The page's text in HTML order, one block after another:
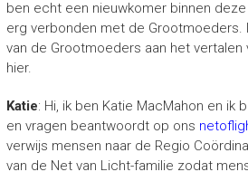
ben echt een nieuwkomer binnen
erg verbonden met de Grootmoeders.
van de Grootmoeders aan het vertalen
hier.
Katie: Hi, ik ben Katie MacMahon en ik
en vragen beantwoordt op ons
verwijs mensen naar de Regio
van de Net van Licht-familie zodat